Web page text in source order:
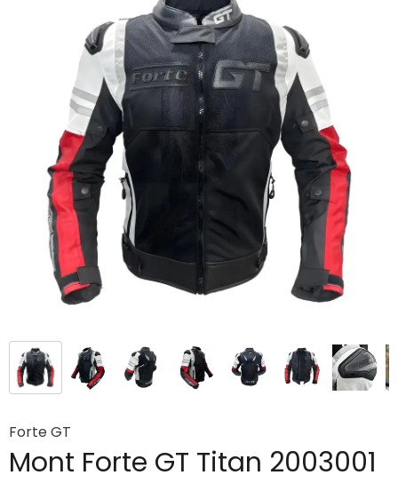
Forte GT
Mont Forte GT Titan 2003001